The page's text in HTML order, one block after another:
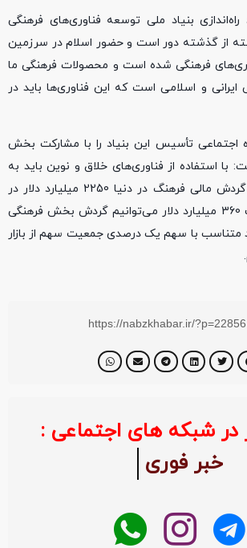
بنیاد ملی توسعه فناوری‌های فرهنگی
از گذشته دور است و حضور اسلام در سرزمین
فرهنگی شده است و محصولات فرهنگی ما
ایرانی و اسلامی است که این فناوری‌ها باید در
اجتماعی تأسیس این بنیاد را با مشارکت بخش
استفاده از فناوری‌های خلاق و نوین باید به
تولید ثروت بپردازیم گردش مالی فرهنگ در دنیا 2250 میلیارد دلار در
سال است که تا سقف 360 میلیارد دلار می‌توانیم گردش بخش فرهنگی
متناسب با سهم یک درصدی جمعیت سهم از بازار
https://nabzkhabar.ir/?p=22856
شبکه های اجتماعی :
خبر فوری